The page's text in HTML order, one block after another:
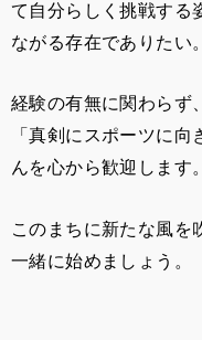
て自分らしく挑戦する
ながる存在でありたい。
経験の有無に関わらず
「真剣にスポーツに
んを心から歓迎します。
このまちに新たな風を
一緒に始めましょう。